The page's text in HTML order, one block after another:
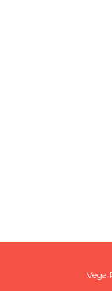
Vega